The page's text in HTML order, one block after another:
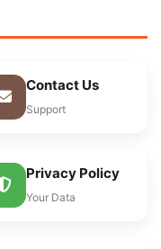
Contact Us
Support
Privacy Policy
Your Data